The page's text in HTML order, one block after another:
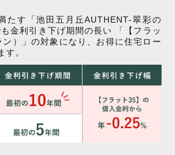
たす「池田五月丘AUTHENT-翠彩の
金利引き下げ期間の長い 「【フラッ
ン）」の対象になり、お得に住宅ロー
す。